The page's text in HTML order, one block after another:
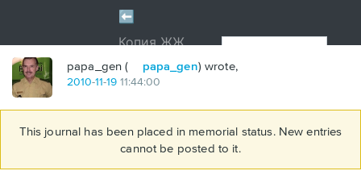
papa_gen ( papa_gen) wrote,
2010-11-19 11:44:00
This journal has been placed in memorial status. New entries
cannot be posted to it.